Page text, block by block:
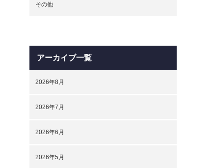
その他
アーカイブ一覧
2026年8月
2026年7月
2026年6月
2026年5月